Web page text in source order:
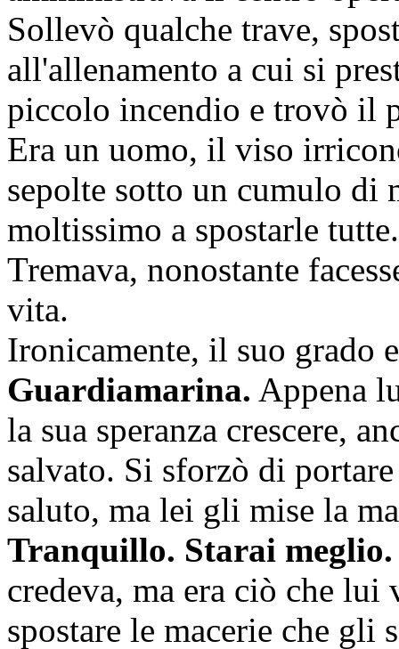
Sollevò qualche trave,
all'allenamento a cui si
piccolo incendio e trovò il
Era un uomo, il viso
sepolte sotto un cumulo di
moltissimo a spostarle tutte.
Tremava, nonostante
vita.
Ironicamente, il suo grado
Guardiamarina. Appena
la sua speranza crescere,
salvato. Si sforzò di
saluto, ma lei gli mise la
Tranquillo. Starai
credeva, ma era ciò che
spostare le macerie che